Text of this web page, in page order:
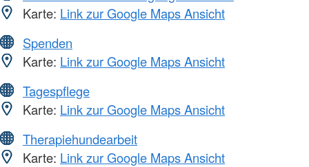
Karte: Link zur Google Maps Ansicht
Spenden
Karte: Link zur Google Maps Ansicht
Tagespflege
Karte: Link zur Google Maps Ansicht
Therapiehundearbeit
Karte: Link zur Google Maps Ansicht